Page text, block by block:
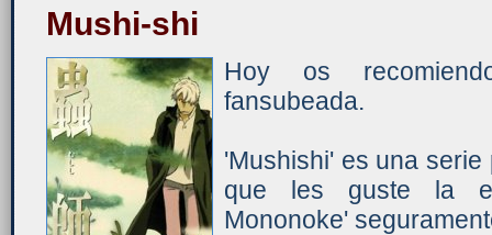
Mushi-shi
Hoy os
fansubeada.
'Mushishi' es una
que les guste la
Mononoke'